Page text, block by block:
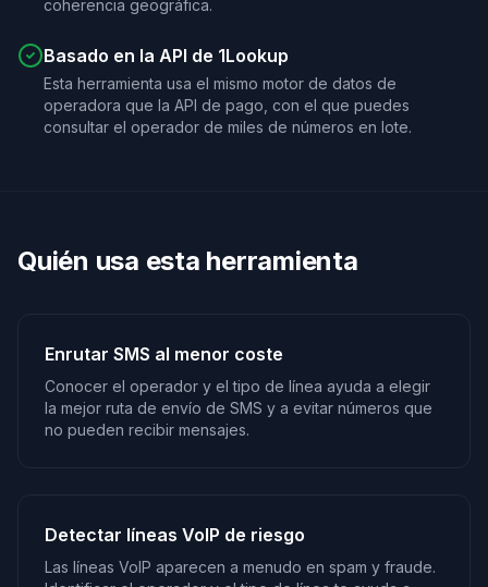
coherencia geográfica.
Basado en la API de 1Lookup
Esta herramienta usa el mismo motor de datos de
operadora que la API de pago, con el que puedes
consultar el operador de miles de números en lote.
Quién usa esta herramienta
Enrutar SMS al menor coste
Conocer el operador y el tipo de línea ayuda a elegir
la mejor ruta de envío de SMS y a evitar números que
no pueden recibir mensajes.
Detectar líneas VoIP de riesgo
Las líneas VoIP aparecen a menudo en spam y fraude.